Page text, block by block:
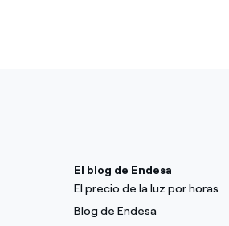
El blog de Endesa
El precio de la luz por horas
Blog de Endesa